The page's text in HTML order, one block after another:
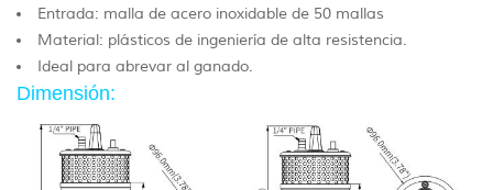
Entrada: malla de acero inoxidable de 50 mallas
Material: plásticos de ingeniería de alta resistencia.
Ideal para abrevar al ganado.
Dimensión: